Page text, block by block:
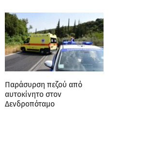
Παράσυρση πεζού από
αυτοκίνητο στον
Δενδροπόταμο